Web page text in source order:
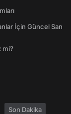
İçin Güncel San
mi?
Son Dakika